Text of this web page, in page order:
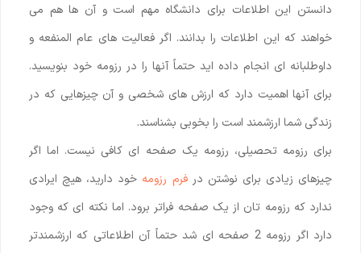
دانستن این اطلاعات برای دانشگاه مهم است و آن ها هم می
خواهند که این اطلاعات را بدانند. اگر فعالیت های عام المنفعه و
داوطلبانه ای انجام داده اید حتماً آنها را در رزومه خود بنویسید.
برای آنها اهمیت دارد که ارزش های شخصی و آن چیزهایی که در
زندگی شما ارزشمند است را بخوبی بشناسند.
برای رزومه تحصیلی، رزومه یک صفحه ای کافی نیست. اما اگر
چیزهای زیادی برای نوشتن درفرم رزومه خود دارید، هیچ ایرادی
ندارد که رزومه تان از یک صفحه فراتر برود. اما نکته ای که وجود
دارد اگر رزومه 2 صفحه ای شد حتماً آن اطلاعاتی که ارزشمندتر